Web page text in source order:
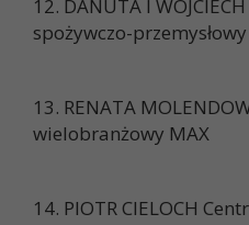
12. DANUTA I
spożywczo-przemysłowy
13. RENATA
wielobranżowy MAX
14. PIOTR CIELOCH